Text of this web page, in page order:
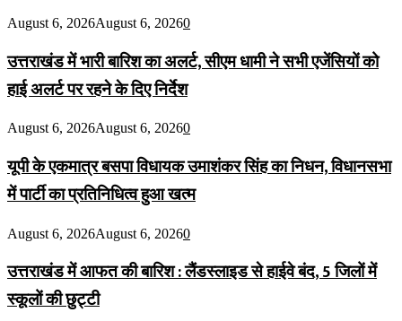
August 6, 2026August 6, 20260
उत्तराखंड में भारी बारिश का अलर्ट, सीएम धामी ने सभी एजेंसियों को
हाई अलर्ट पर रहने के दिए निर्देश
August 6, 2026August 6, 20260
यूपी के एकमात्र बसपा विधायक उमाशंकर सिंह का निधन, विधानसभा
में पार्टी का प्रतिनिधित्व हुआ खत्म
August 6, 2026August 6, 20260
उत्तराखंड में आफत की बारिश : लैंडस्लाइड से हाईवे बंद, 5 जिलों में
स्कूलों की छुट्टी